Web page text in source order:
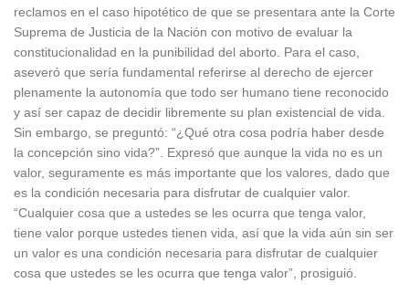
reclamos en el caso hipotético de que se presentara ante la Corte
Suprema de Justicia de la Nación con motivo de evaluar la
constitucionalidad en la punibilidad del aborto. Para el caso,
aseveró que sería fundamental referirse al derecho de ejercer
plenamente la autonomía que todo ser humano tiene reconocido
y así ser capaz de decidir libremente su plan existencial de vida.
Sin embargo, se preguntó: “¿Qué otra cosa podría haber desde
la concepción sino vida?”. Expresó que aunque la vida no es un
valor, seguramente es más importante que los valores, dado que
es la condición necesaria para disfrutar de cualquier valor.
“Cualquier cosa que a ustedes se les ocurra que tenga valor,
tiene valor porque ustedes tienen vida, así que la vida aún sin ser
un valor es una condición necesaria para disfrutar de cualquier
cosa que ustedes se les ocurra que tenga valor”, prosiguió.